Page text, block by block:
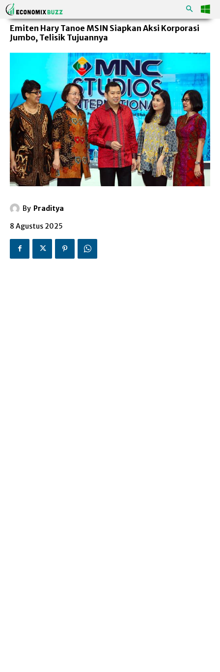
Emiten Hary Tanoe MSIN Siapkan Aksi Korporasi
Jumbo, Telisik Tujuannya
By Praditya
8 Agustus 2025